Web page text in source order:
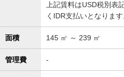
上記賃料はUSD税別表
くIDR支払いとなります
面積 145 ㎡ ～ 239 ㎡
管理費 -